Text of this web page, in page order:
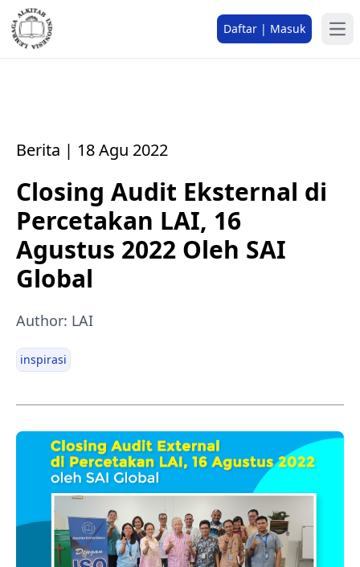
Daftar | Masuk
Berita | 18 Agu 2022
Closing Audit Eksternal di
Percetakan LAI, 16
Agustus 2022 Oleh SAI
Global
Author: LAI
inspirasi